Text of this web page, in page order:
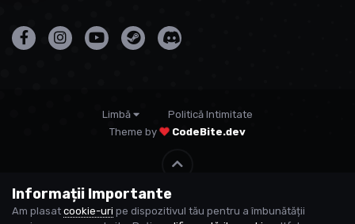
Limbă
Politică Intimitate
Theme by
CodeBite.dev
© USP
Powered by Invision Community
Informații Importante
Am plasat cookie-uri pe dispozitivul tău pentru a îmbunătății